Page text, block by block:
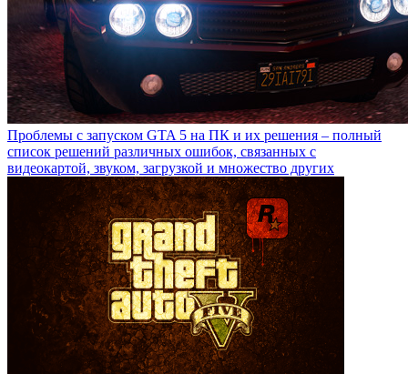
Проблемы с запуском GTA 5 на ПК и их решения – полный
список решений различных ошибок, связанных с
видеокартой, звуком, загрузкой и множество других